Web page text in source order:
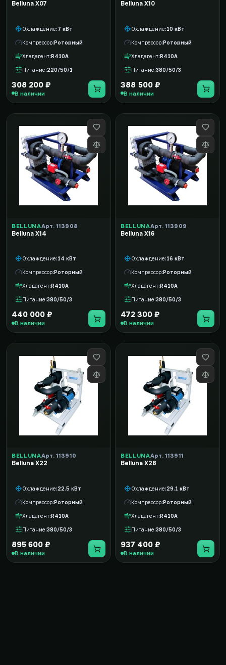
Belluna X07
Охлаждение 7 кВт
Компрессор Роторный
Хладагент R410A
Питание 220/50/1
308 200 ₽
В наличии
Belluna X10
Охлаждение 10 кВт
Компрессор Роторный
Хладагент R410A
Питание 380/50/3
388 500 ₽
В наличии
BELLUNAАрт. 113908
Belluna X14
Охлаждение 14 кВт
Компрессор Роторный
Хладагент R410A
Питание 380/50/3
440 000 ₽
В наличии
BELLUNAАрт. 113909
Belluna X16
Охлаждение 16 кВт
Компрессор Роторный
Хладагент R410A
Питание 380/50/3
472 300 ₽
В наличии
BELLUNAАрт. 113910
Belluna X22
Охлаждение 22.5 кВт
Компрессор Роторный
Хладагент R410A
Питание 380/50/3
895 600 ₽
В наличии
BELLUNAАрт. 113911
Belluna X28
Охлаждение 29.1 кВт
Компрессор Роторный
Хладагент R410A
Питание 380/50/3
937 400 ₽
В наличии